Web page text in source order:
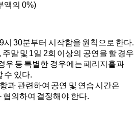
액의 0%)
시 30분부터 시작함을 원칙으로 한다.
주말 및 1일 2회 이상의 공연을 할 경우
우 등 특별한 경우에는 페리지홀과
수 있다.
과 관련하여 공연 및 연습 시간은
협의하여 결정해야 한다.